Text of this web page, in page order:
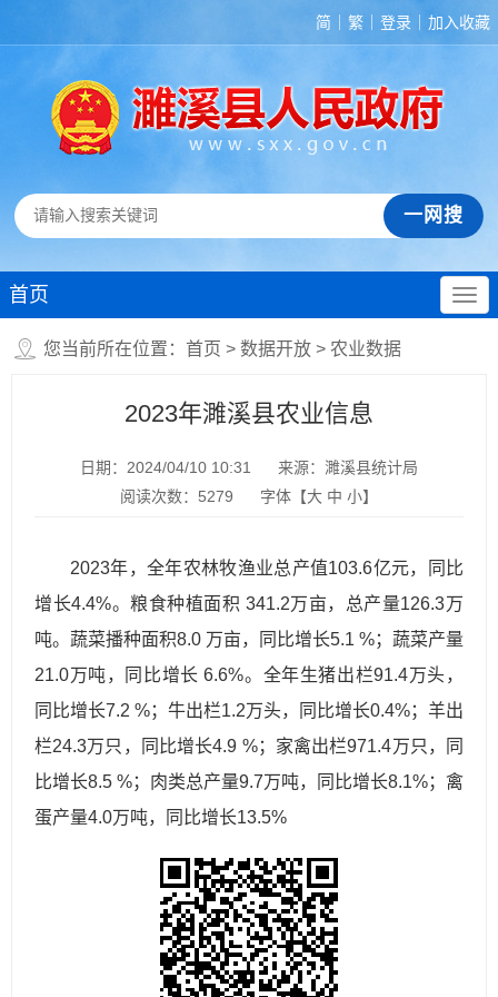
简 繁 登录 加入收藏
首页
您当前所在位置： 首页 > 数据开放 > 农业数据
2023年濉溪县农业信息
日期：2024/04/10 10:31
来源：濉溪县统计局
阅读次数： 5279 字体【大 中 小】
2023年，全年农林牧渔业总产值103.6亿元，同比
增长4.4%。粮食种植面积 341.2万亩，总产量126.3万
吨。蔬菜播种面积8.0 万亩，同比增长5.1 %；蔬菜产量
21.0万吨，同比增长 6.6%。全年生猪出栏91.4万头，
同比增长7.2 %；牛出栏1.2万头，同比增长0.4%；羊出
栏24.3万只，同比增长4.9 %；家禽出栏971.4万只，同
比增长8.5 %；肉类总产量9.7万吨，同比增长8.1%；禽
蛋产量4.0万吨，同比增长13.5%